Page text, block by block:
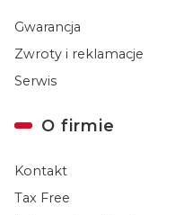
Gwarancja
Zwroty i reklamacje
Serwis
O firmie
Kontakt
Tax Free